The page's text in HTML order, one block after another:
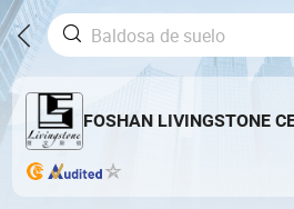
FOSHAN LIVINGSTONE